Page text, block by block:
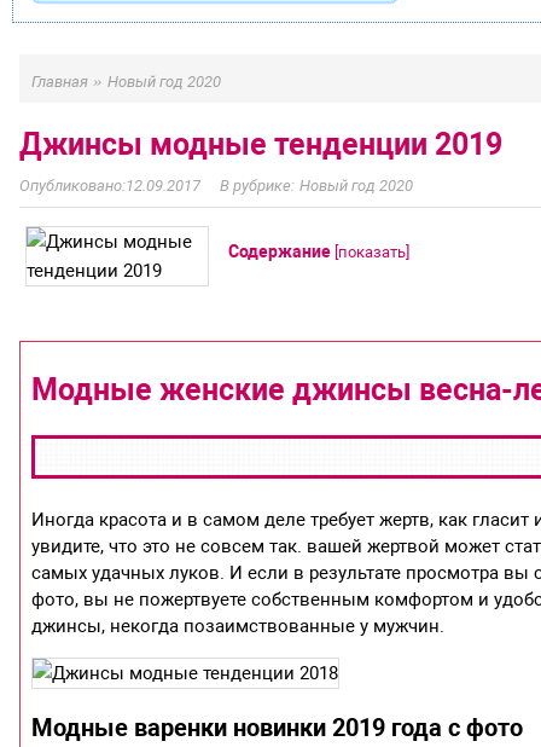
Главная » Новый год 2020
Джинсы модные тенденции 2019
12.09.2017 Новый год 2020
Содержание [показать]
Модные женские джинсы весна-
Иногда красота и в самом деле требует жертв, как
увидите, что это не совсем так. вашей жертвой может
самых удачных луков. И если в результате просмотра
фото, вы не пожертвуете собственным комфортом и
джинсы, некогда позаимствованные у мужчин.
Модные варенки новинки 2019 года с фото